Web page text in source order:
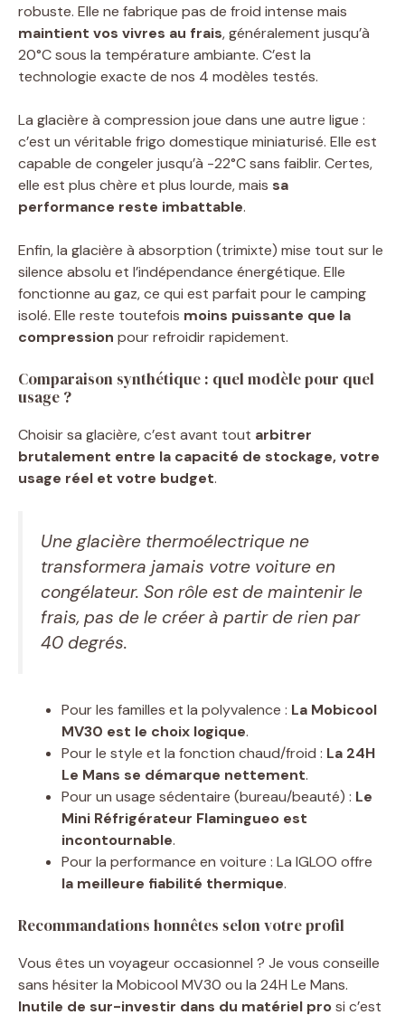
robuste. Elle ne fabrique pas de froid intense mais
maintient vos vivres au frais, généralement jusqu’à
20°C sous la température ambiante. C’est la
technologie exacte de nos 4 modèles testés.
La glacière à compression joue dans une autre ligue :
c’est un véritable frigo domestique miniaturisé. Elle est
capable de congeler jusqu’à -22°C sans faiblir. Certes,
elle est plus chère et plus lourde, mais sa
performance reste imbattable.
Enfin, la glacière à absorption (trimixte) mise tout sur le
silence absolu et l’indépendance énergétique. Elle
fonctionne au gaz, ce qui est parfait pour le camping
isolé. Elle reste toutefois moins puissante que la
compression pour refroidir rapidement.
Comparaison synthétique : quel modèle pour quel
usage ?
Choisir sa glacière, c’est avant tout arbitrer
brutalement entre la capacité de stockage, votre
usage réel et votre budget.
Une glacière thermoélectrique ne
transformera jamais votre voiture en
congélateur. Son rôle est de maintenir le
frais, pas de le créer à partir de rien par
40 degrés.
Pour les familles et la polyvalence : La Mobicool
MV30 est le choix logique.
Pour le style et la fonction chaud/froid : La 24H
Le Mans se démarque nettement.
Pour un usage sédentaire (bureau/beauté) : Le
Mini Réfrigérateur Flamingueo est
incontournable.
Pour la performance en voiture : La IGLOO offre
la meilleure fiabilité thermique.
Recommandations honnêtes selon votre profil
Vous êtes un voyageur occasionnel ? Je vous conseille
sans hésiter la Mobicool MV30 ou la 24H Le Mans.
Inutile de sur-investir dans du matériel prosi c’est